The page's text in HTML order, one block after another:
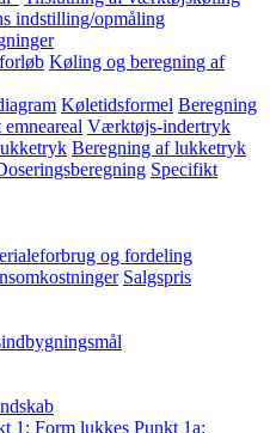
indstilling/opmåling
Køling og beregning af
Køletidsformel Beregning
Værktøjs-indertryk
Beregning af lukketryk
Specifikt
og fordeling
Salgspris
1: Form lukkes Punkt 1a: